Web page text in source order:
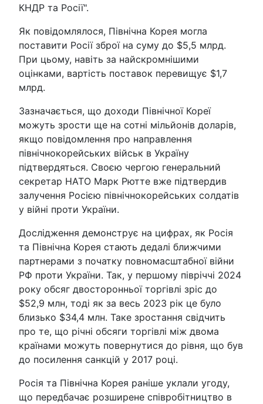
КНДР та Росії".
Як повідомлялося, Північна Корея могла
поставити Росії зброї на суму до $5,5 млрд.
При цьому, навіть за найскромнішими
оцінками, вартість поставок перевищує $1,7
млрд.
Зазначається, що доходи Північної Кореї
можуть зрости ще на сотні мільйонів доларів,
якщо повідомлення про направлення
північнокорейських військ в Україну
підтвердяться. Своєю чергою генеральний
секретар НАТО Марк Рютте вже підтвердив
залучення Росією північнокорейських солдатів
у війні проти України.
Дослідження демонструє на цифрах, як Росія
та Північна Корея стають дедалі ближчими
партнерами з початку повномасштабної війни
РФ проти України. Так, у першому півріччі 2024
року обсяг двосторонньої торгівлі зріс до
$52,9 млн, тоді як за весь 2023 рік це було
близько $34,4 млн. Таке зростання свідчить
про те, що річні обсяги торгівлі між двома
країнами можуть повернутися до рівня, що був
до посилення санкцій у 2017 році.
Росія та Північна Корея раніше уклали угоду,
що передбачає розширене співробітництво в